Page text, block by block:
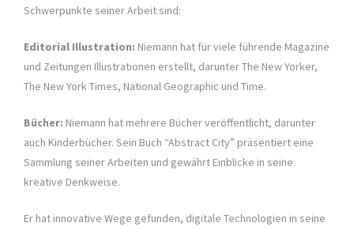
Schwerpunkte seiner Arbeit sind:
Editorial Illustration: Niemann hat für viele führende Magazine
und Zeitungen Illustrationen erstellt, darunter The New Yorker,
The New York Times, National Geographic und Time.
Bücher: Niemann hat mehrere Bücher veröffentlicht, darunter
auch Kinderbücher. Sein Buch “Abstract City” präsentiert eine
Sammlung seiner Arbeiten und gewährt Einblicke in seine
kreative Denkweise.
Er hat innovative Wege gefunden, digitale Technologien in seine